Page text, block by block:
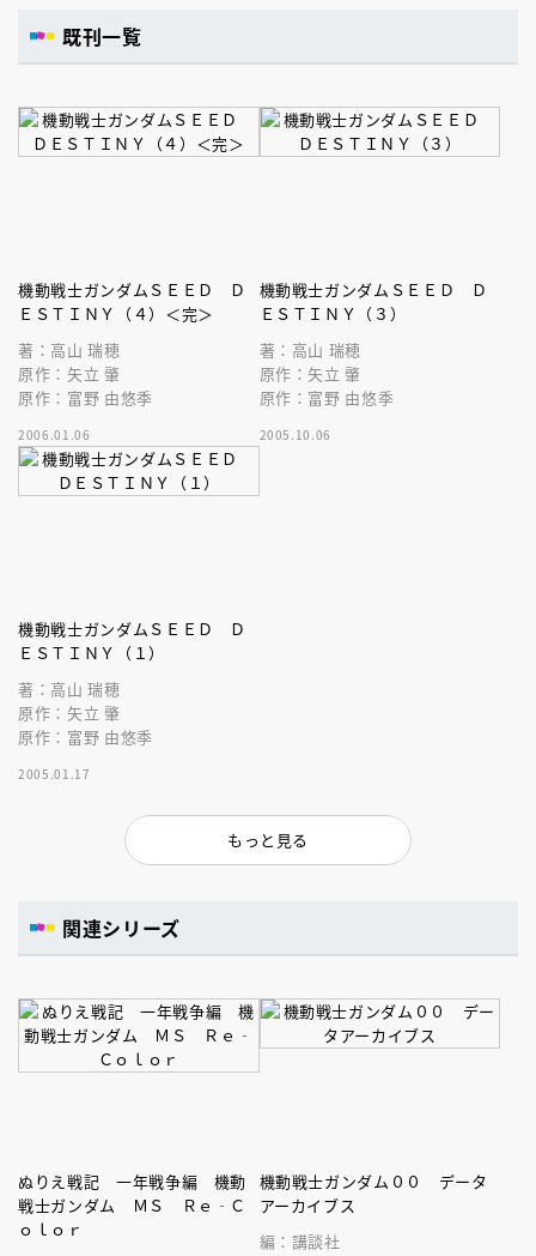
既刊一覧
機動戦士ガンダムＳＥＥＤ Ｄ
ＥＳＴＩＮＹ（４）＜完＞
著：高山 瑞穂
原作：矢立 肇
原作：富野 由悠季
2006.01.06
機動戦士ガンダムＳＥＥＤ Ｄ
ＥＳＴＩＮＹ（３）
著：高山 瑞穂
原作：矢立 肇
原作：富野 由悠季
2005.10.06
機動戦士ガンダムＳＥＥＤ Ｄ
ＥＳＴＩＮＹ（１）
著：高山 瑞穂
原作：矢立 肇
原作：富野 由悠季
2005.01.17
もっと見る
関連シリーズ
ぬりえ戦記 一年戦争編 機動
戦士ガンダム ＭＳ Ｒｅ‐Ｃ
ｏｌｏｒ
機動戦士ガンダム００ データ
アーカイブス
編：講談社